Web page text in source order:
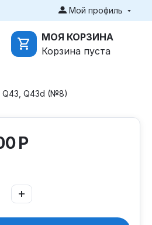
Мой профиль
МОЯ КОРЗИНА
Корзина пуста
Q43, Q43d (№8)
Р
+